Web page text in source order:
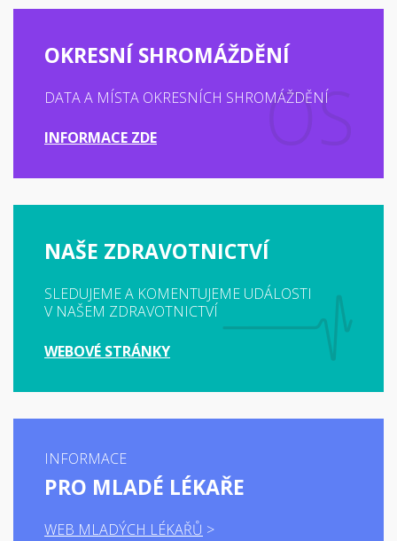
OKRESNÍ SHROMÁŽDĚNÍ
DATA A MÍSTA OKRESNÍCH SHROMÁŽDĚNÍ
INFORMACE ZDE
NAŠE ZDRAVOTNICTVÍ
SLEDUJEME A KOMENTUJEME UDÁLOSTI
V NAŠEM ZDRAVOTNICTVÍ
WEBOVÉ STRÁNKY
INFORMACE
PRO MLADÉ LÉKAŘE
WEB MLADÝCH LÉKAŘŮ